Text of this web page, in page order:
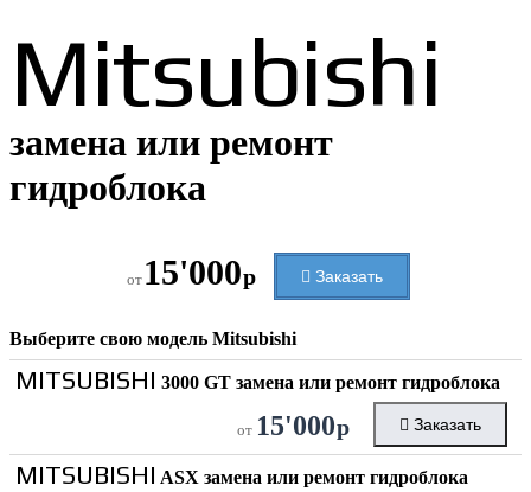
Mitsubishi
замена или ремонт
гидроблока
от 15'000р Заказать
Выберите свою модель Mitsubishi
MITSUBISHI 3000 GT замена или ремонт гидроблока
от 15'000р Заказать
MITSUBISHI ASX замена или ремонт гидроблока